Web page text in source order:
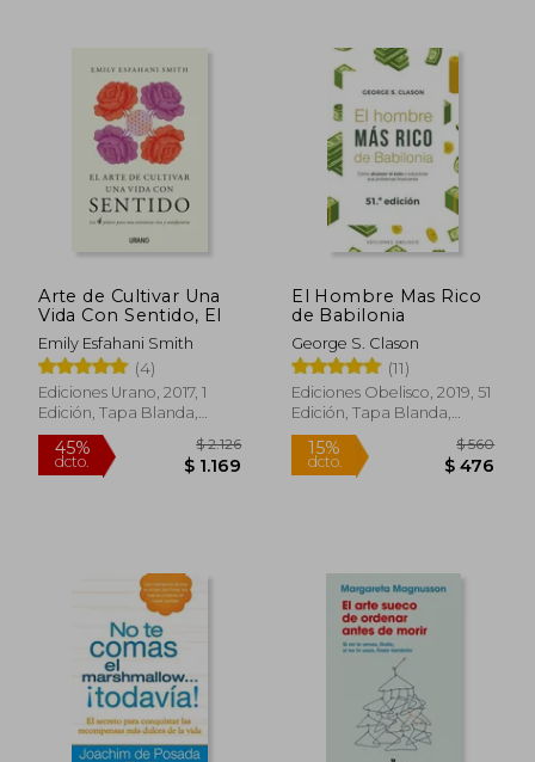
40%
dcto.
45%
dcto.
Arte de Cultivar Una
Vida Con Sentido, El
Emily Esfahani Smith
(4)
Ediciones Urano, 2017, 1
Edición, Tapa Blanda,
Nuevo
45%
dcto. $ 1.169
El Hombre Mas Rico
de Babilonia
George S. Clason
(11)
Ediciones Obelisco, 2019, 51
Edición, Tapa Blanda,
Nuevo
15%
dcto.